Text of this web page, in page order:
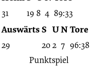
31 19 8 4 89:33
AuswärtsS UNTore
29 202 7 96:38
Punktspiel